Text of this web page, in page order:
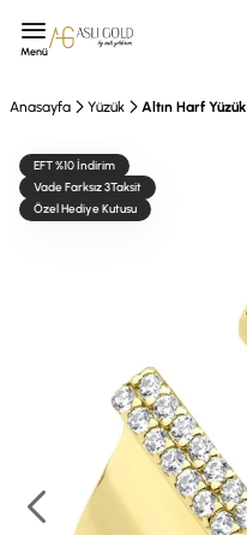
Menü
Anasayfa Yüzük Altın Harf Yüzük
EFT %10 İndirim
Vade Farksız 3Taksit
Özel Hediye Kutusu